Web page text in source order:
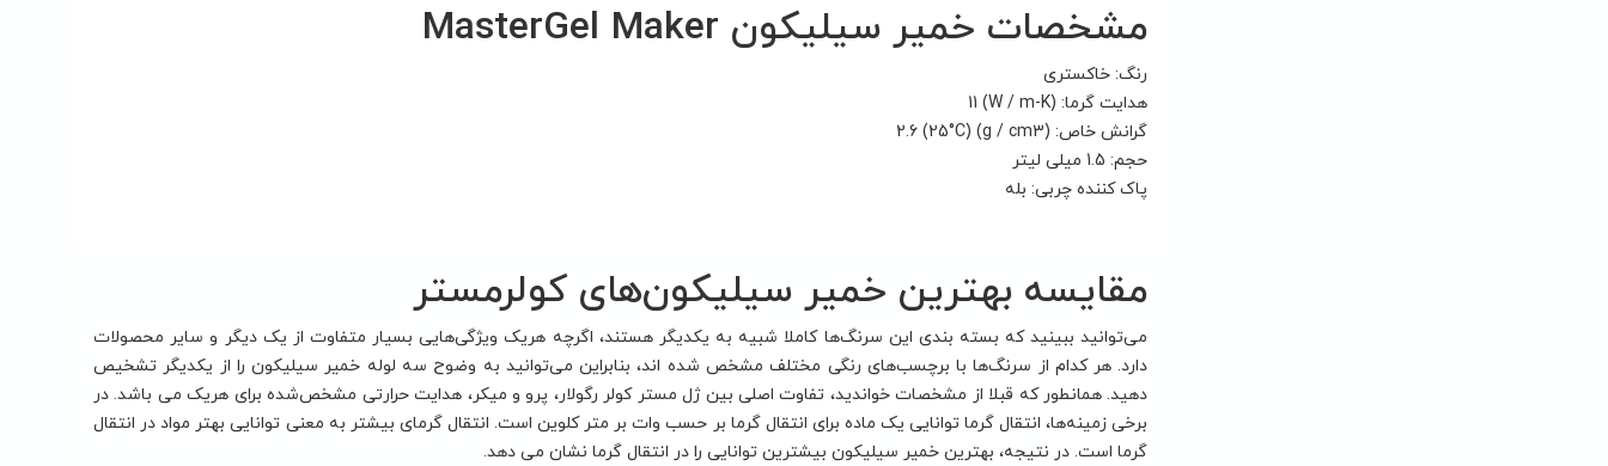
مشخصات خمیر سیلیکون MasterGel Maker
رنگ: خاکستری
هدایت گرما: (W / m-K) 11
گرانش خاص: (g / cm3) (25°C) 2.6
حجم: 1.5 میلی لیتر
پاک کننده چربی: بله
مقایسه بهترین خمیر سیلیکون‌های کولرمستر
می‌توانید ببینید که بسته بندی این سرنگ‌ها کاملا شبیه به یکدیگر هستند، اگرچه هریک ویژگی‌هایی بسیار متفاوت از یک دیگر و سایر محصولات
دارد. هر کدام از سرنگ‌ها با برچسب‌های رنگی مختلف مشخص شده اند، بنابراین می‌توانید به وضوح سه لوله خمیر سیلیکون را از یکدیگر تشخیص
دهید. همانطور که قبلا از مشخصات خواندید، تفاوت اصلی بین ژل مستر کولر رگولار، پرو و میکر، هدایت حرارتی مشخص‌شده برای هریک می باشد. در
برخی زمینه‌ها، انتقال گرما توانایی یک ماده برای انتقال گرما بر حسب وات بر متر کلوین است. انتقال گرمای بیشتر به معنی توانایی بهتر مواد در انتقال
گرما است. در نتیجه، بهترین خمیر سیلیکون بیشترین توانایی را در انتقال گرما نشان می دهد.